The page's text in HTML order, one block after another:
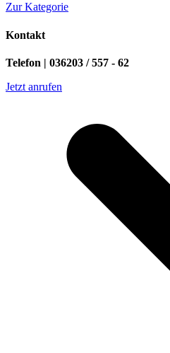
Zur Kategorie
Kontakt
Telefon | 036203 / 557 - 62
Jetzt anrufen